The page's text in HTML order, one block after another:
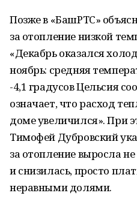
Позже в «БашРТС»
за отопление низкой
«Декабрь оказался
ноябрь: средняя
-4,1 градусов Цельсия
означает, что расход
доме увеличился». При
Тимофей Дубровский
за отопление выросла
и снизилась, просто
неравными долями.